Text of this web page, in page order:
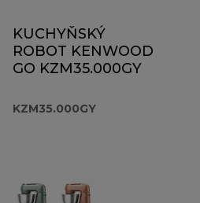
KUCHYŇSKÝ
ROBOT KENWOOD
GO KZM35.000GY
KZM35.000GY